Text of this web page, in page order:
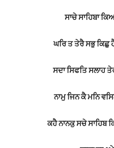
ਸਾਚੇ ਸਾਹਿਬਾ
ਘਰਿ ਤ ਤੇਰੈ ਸਭੁ ਕਿਛੁ
ਸਦਾ ਸਿਫਤਿ ਸਲਾਹ
ਨਾਮੁ ਜਿਨ ਕੈ ਮਨਿ
ਕਹੈ ਨਾਨਕੁ ਸਚੇ ਸਾਹਿਬ